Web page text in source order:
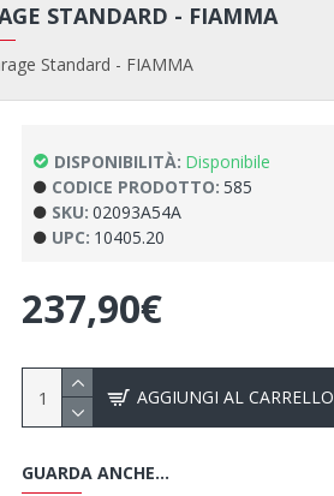
Standard - FIAMMA
STANDARD - FIAMMA
DISPONIBILITÀ: Disponibile
CODICE PRODOTTO: 585
SKU: 02093A54A
UPC: 10405.20
237,90€
AGGIUNGI AL CARRELLO
GUARDA ANCHE...